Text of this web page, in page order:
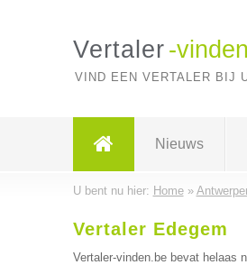
Vertaler -
VIND EEN VERTALER BIJ
Nieuws
U bent nu hier: Home»
Vertaler Edegem
Vertaler-vinden.be bevat helaas